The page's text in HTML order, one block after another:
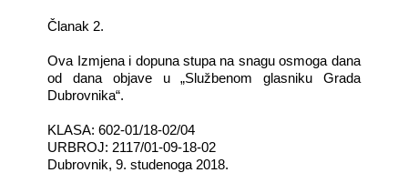
Članak 2.
Ova Izmjena i dopuna stupa na snagu osmoga dana
od dana objave u „Službenom glasniku Grada
Dubrovnika“.
KLASA: 602-01/18-02/04
URBROJ: 2117/01-09-18-02
Dubrovnik, 9. studenoga 2018.